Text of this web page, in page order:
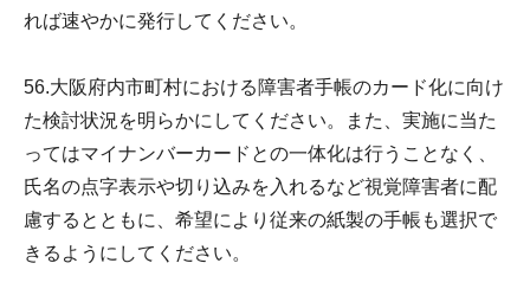
れば速やかに発行してください。
56.大阪府内市町村における障害者手帳のカード化に向け
た検討状況を明らかにしてください。また、実施に当た
ってはマイナンバーカードとの一体化は行うことなく、
氏名の点字表示や切り込みを入れるなど視覚障害者に配
慮するとともに、希望により従来の紙製の手帳も選択で
きるようにしてください。